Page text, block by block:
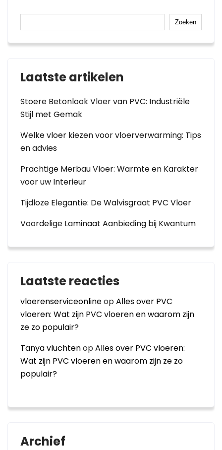
Zoeken
Laatste artikelen
Stoere Betonlook Vloer van PVC: Industriële
Stijl met Gemak
Welke vloer kiezen voor vloerverwarming: Tips
en advies
Prachtige Merbau Vloer: Warmte en Karakter
voor uw Interieur
Tijdloze Elegantie: De Walvisgraat PVC Vloer
Voordelige Laminaat Aanbieding bij Kwantum
Laatste reacties
vloerenserviceonlineopAlles over PVC
vloeren: Wat zijn PVC vloeren en waarom zijn
ze zo populair?
Tanya vluchtenopAlles over PVC vloeren:
Wat zijn PVC vloeren en waarom zijn ze zo
populair?
Archief